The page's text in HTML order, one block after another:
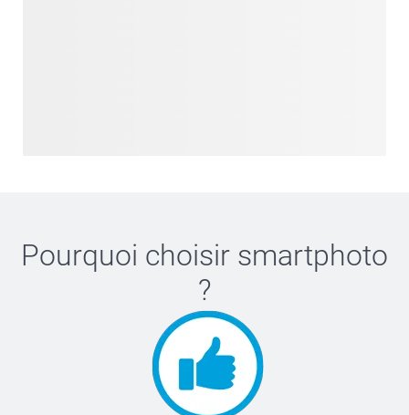
Pourquoi choisir smartphoto
?